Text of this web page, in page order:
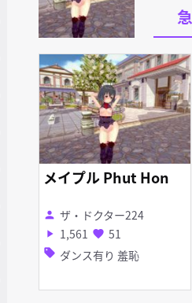
メイプル Phut Hon
person ザ・ドクター224
play_arrow 1,561 favorite 51
sell ダンス有り 羞恥